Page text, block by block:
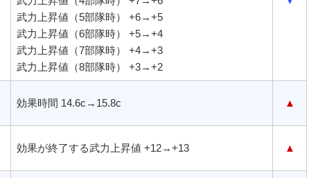
武力上昇値（5部隊時） +6→+5
武力上昇値（6部隊時） +5→+4
武力上昇値（7部隊時） +4→+3
武力上昇値（8部隊時） +3→+2
効果時間 14.6c→15.8c ▲
効果が終了する武力上昇値 +12→+13 ▲